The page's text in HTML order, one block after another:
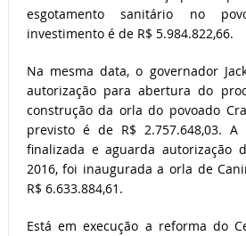
esgotamento sanitário no
investimento é de R$ 5.984.822,66.
Na mesma data, o governador
autorização para abertura do
construção da orla do povoado
previsto é de R$ 2.757.648,03.
finalizada e aguarda autorização
2016, foi inaugurada a orla de
R$ 6.633.884,61.
Está em execução a reforma do